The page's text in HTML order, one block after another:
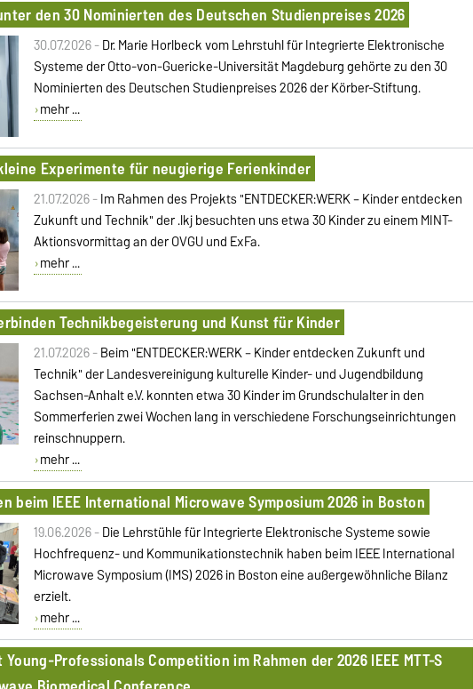
den 30 Nominierten des Deutschen Studienpreises 2026
30.07.2026 -Dr. Marie Horlbeck vom Lehrstuhl für Integrierte Elektronische
Systeme der Otto-von-Guericke-Universität Magdeburg gehörte zu den 30
Nominierten des Deutschen Studienpreises 2026 der Körber-Stiftung.
mehr ...
Experimente für neugierige Ferienkinder
21.07.2026 -Im Rahmen des Projekts "ENTDECKER:WERK – Kinder entdecken
Zukunft und Technik" der .lkj besuchten uns etwa 30 Kinder zu einem MINT-
Aktionsvormittag an der OVGU und ExFa.
mehr ...
Technikbegeisterung und Kunst für Kinder
21.07.2026 -Beim "ENTDECKER:WERK – Kinder entdecken Zukunft und
Technik" der Landesvereinigung kulturelle Kinder- und Jugendbildung
Sachsen-Anhalt e.V. konnten etwa 30 Kinder im Grundschulalter in den
Sommerferien zwei Wochen lang in verschiedene Forschungseinrichtungen
reinschnuppern.
mehr ...
beim IEEE International Microwave Symposium 2026 in Boston
19.06.2026 -Die Lehrstühle für Integrierte Elektronische Systeme sowie
Hochfrequenz- und Kommunikationstechnik haben beim IEEE International
Microwave Symposium (IMS) 2026 in Boston eine außergewöhnliche Bilanz
erzielt.
mehr ...
Professionals Competition im Rahmen der 2026 IEEE MTT-S